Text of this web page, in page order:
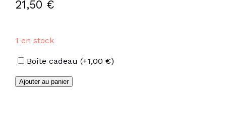
21,50 €
1 en stock
Options
Boîte cadeau (+1,00 €)
quantité
Ajouter au panier